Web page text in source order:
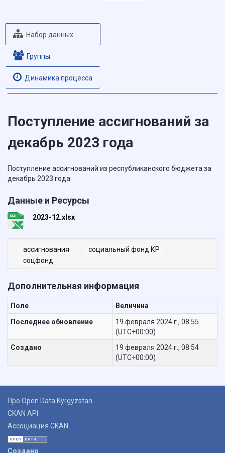
Набор данных
Группы
Динамика процесса
Поступление ассигнований за
декабрь 2023 года
Поступление ассигнований из республиканского бюджета за
декабрь 2023 года
Данные и Ресурсы
2023-12.xlsx
ассигнования
социальный фонд КР
соцфонд
Дополнительная информация
Поле
Величина
Последнее обновление
19 февраля 2024 г., 08:55
(UTC+00:00)
Создано
19 февраля 2024 г., 08:54
(UTC+00:00)
Про Open Data Kyrgyzstan
CKAN API
Ассоциация CKAN
Создано